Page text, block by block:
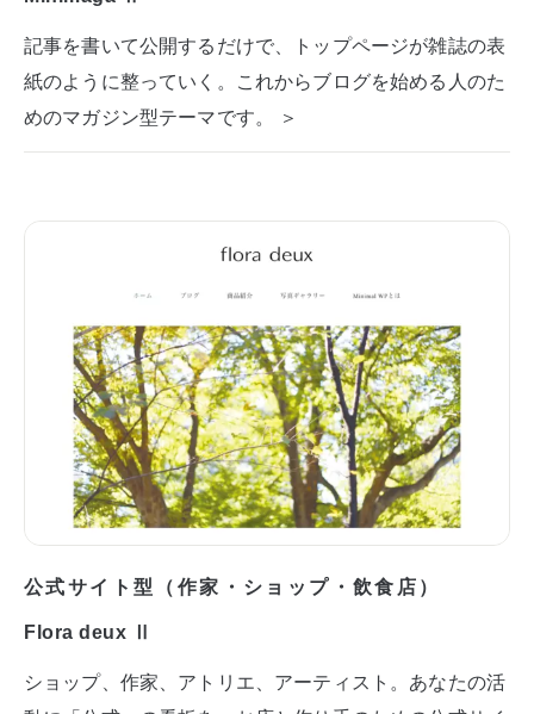
記事を書いて公開するだけで、トップページが雑誌の表
紙のように整っていく。これからブログを始める人のた
めのマガジン型テーマです。 ＞
公式サイト型（作家・ショップ・飲食店）
Flora deux Ⅱ
ショップ、作家、アトリエ、アーティスト。あなたの活